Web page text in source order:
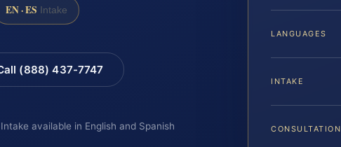
EN · ES Intake
(888) 437-7747
available in English and Spanish
LANGUAGES
INTAKE
CONSULTATION